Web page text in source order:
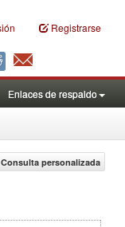
Registrarse
Enlaces de respaldo
Consulta personalizada